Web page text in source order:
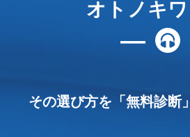
オトノキワ
―
その選び方を「無料診断